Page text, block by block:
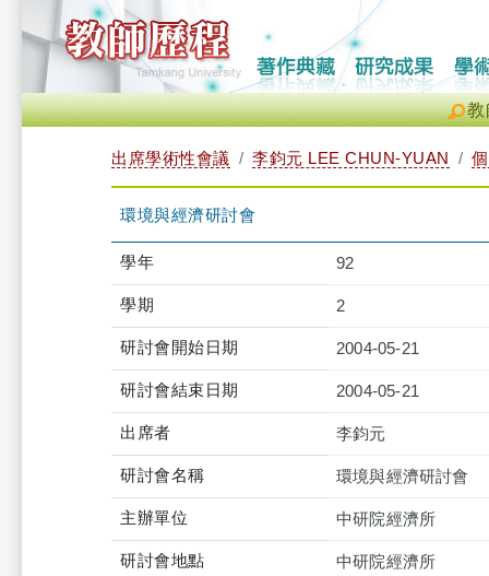
教
出席學術性會議 李鈞元 LEE CHUN-YUAN
環境與經濟研討會
學年 92
學期 2
研討會開始日期 2004-05-21
研討會結束日期 2004-05-21
出席者 李鈞元
研討會名稱 環境與經濟研討會
主辦單位 中研院經濟所
研討會地點 中研院經濟所